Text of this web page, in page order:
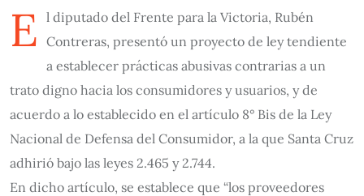
E l diputado del Frente para la Victoria, Rubén
Contreras, presentó un proyecto de ley tendiente
a establecer prácticas abusivas contrarias a un
trato digno hacia los consumidores y usuarios, y de
acuerdo a lo establecido en el artículo 8° Bis de la Ley
Nacional de Defensa del Consumidor, a la que Santa Cruz
adhirió bajo las leyes 2.465 y 2.744.
En dicho artículo, se establece que “los proveedores